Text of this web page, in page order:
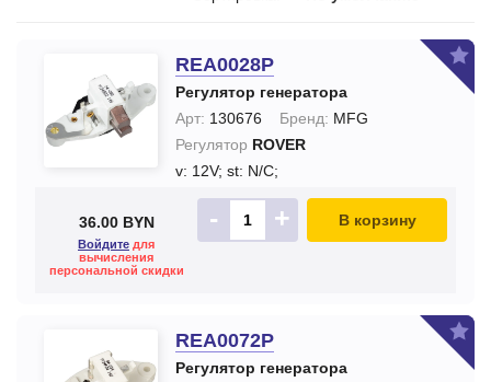
REA0028P
Регулятор генератора
Арт: 130676 Бренд: MFG
Регулятор ROVER
v: 12V; st: N/C;
36.00 BYN
Войдите для
вычисления
персональной скидки
- + В корзину
REA0072P
Регулятор генератора